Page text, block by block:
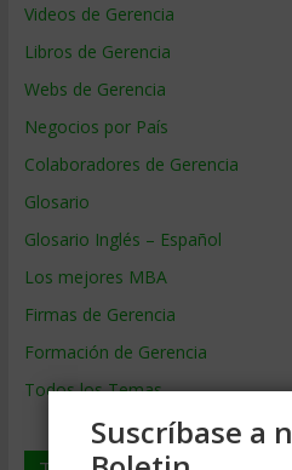
Videos de Gerencia
Libros de Gerencia
Webs de Gerencia
Negocios por País
Colaboradores de Gerencia
Glosario
Glosario Inglés – Español
Los mejores MBA
Firmas de Gerencia
Formación de Gerencia
Todos los Temas
Suscríbase a